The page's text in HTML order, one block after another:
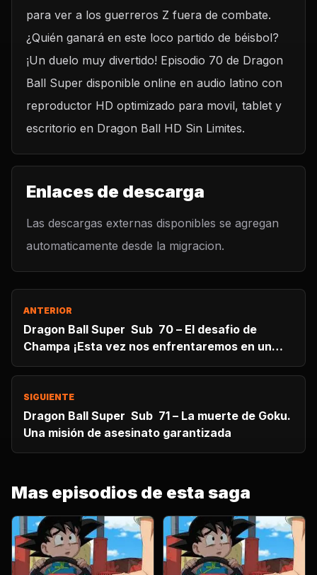
para ver a los guerreros Z fuera de combate.
¿Quién ganará en este loco partido de béisbol?
¡Un duelo muy divertido! Episodio 70 de Dragon
Ball Super disponible online en audio latino con
reproductor HD optimizado para movil, tablet y
escritorio en Dragon Ball HD Sin Limites.
Enlaces de descarga
Las descargas externas disponibles se agregan
automaticamente desde la migracion.
ANTERIOR
Dragon Ball Super Sub 70 – El desafio de
Champa ¡Esta vez nos enfrentaremos en un
juego de baseball!
SIGUIENTE
Dragon Ball Super Sub 71 – La muerte de Goku.
Una misión de asesinato garantizada
Mas episodios de esta saga